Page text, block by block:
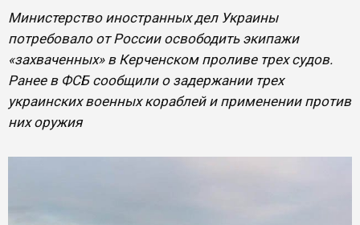
Министерство иностранных дел Украины
потребовало от России освободить экипажи
«захваченных» в Керченском проливе трех судов.
Ранее в ФСБ сообщили о задержании трех
украинских военных кораблей и применении против
них оружия